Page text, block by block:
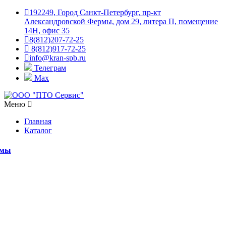
192249, Город Санкт-Петербург, пр-кт
Александровской Фермы, дом 29, литера П, помещение
14Н, офис 35
8(812)207-72-25
8(812)917-72-25
info@kran-spb.ru
Телеграм
Max
Меню
Главная
Каталог